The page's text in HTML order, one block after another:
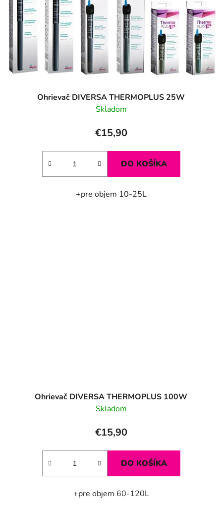
Ohrievač DIVERSA THERMOPLUS 25W
Skladom
€15,90
DO KOŠÍKA
+pre objem 10-25L
Ohrievač DIVERSA THERMOPLUS 100W
Skladom
€15,90
DO KOŠÍKA
+pre objem 60-120L